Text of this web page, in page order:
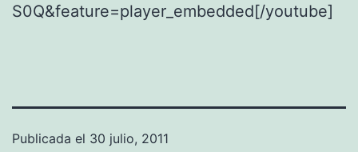
S0Q&feature=player_embedded[/youtube]
Publicada el 30 julio, 2011